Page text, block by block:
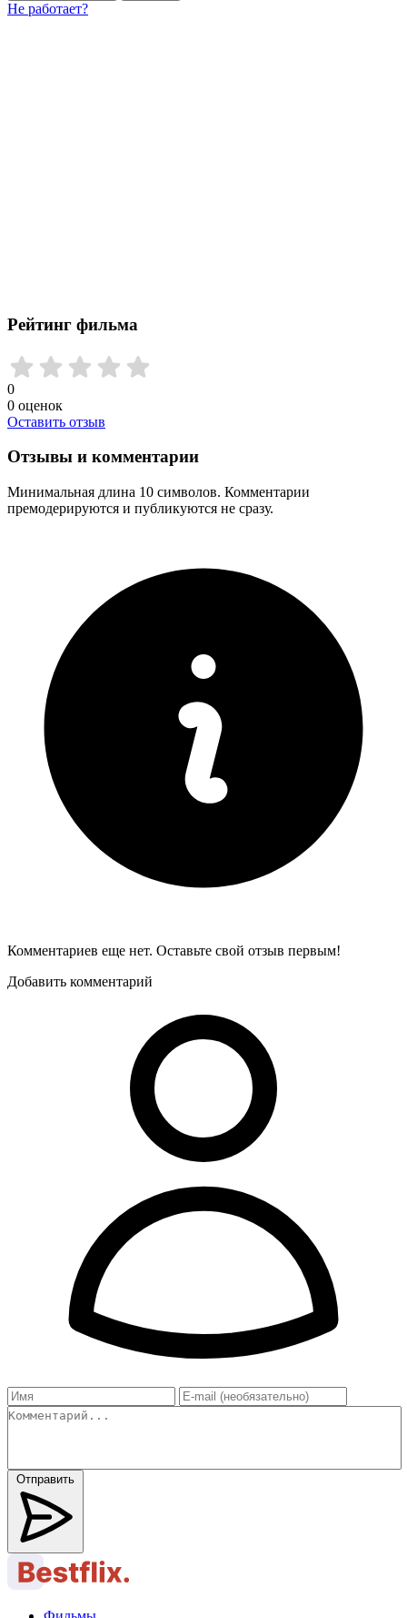
Не работает?
Рейтинг фильма
0
0 оценок
Оставить отзыв
Отзывы и комментарии
Минимальная длина 10 символов. Комментарии
премодерируются и публикуются не сразу.
Комментариев еще нет. Оставьте свой отзыв первым!
Добавить комментарий
Отправить